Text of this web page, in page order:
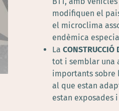
modifiquen el
el microclima
endèmica
La CONSTRUCCIÓ
tot i semblar una
importants sobre
al que estan
estan exposades